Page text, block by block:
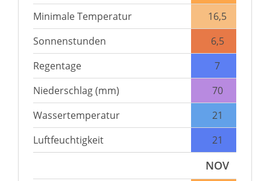
Minimale Temperatur
16,5
Sonnenstunden
6,5
Regentage
7
Niederschlag (mm)
70
Wassertemperatur
21
Luftfeuchtigkeit
21
NOV